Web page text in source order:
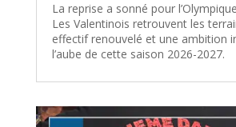
La reprise a sonné pour
Les Valentinois retrouvent les
effectif renouvelé et une ambition
l’aube de cette saison 2026-2027.